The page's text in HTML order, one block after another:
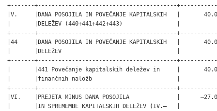
+-------+-----------------------------------------
|V.     |DANA POSOJILA IN POVEČANJE KAPITALSKIH   |
|       |DELEŽEV (440+441+442+443)                |
+-------+-----------------------------------------
|44     |DANA POSOJILA IN POVEČANJE KAPITALSKIH   |
|       |DELEŽEV                                  |
+-------+-----------------------------------------
|       |441 Povečanje kapitalskih deležev in     |
|       |finančnih naložb                         |
+-------+-----------------------------------------
|VI.    |PREJETA MINUS DANA POSOJILA              |
|       |IN SPREMEMBE KAPITALSKIH DELEŽEV (IV.–   |